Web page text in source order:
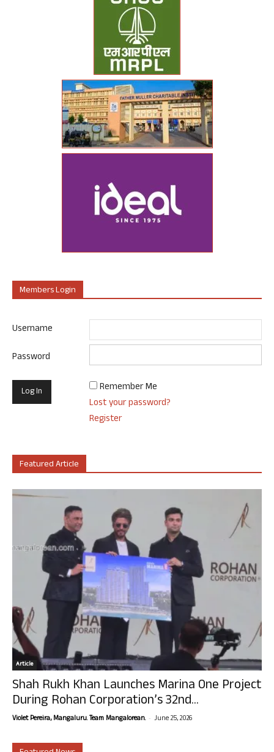
Members Login
Username
Password
Remember Me
Lost your password?
Register
Featured Article
Article
Shah Rukh Khan Launches Marina One Project
During Rohan Corporation’s 32nd...
Violet Pereira, Mangaluru. Team Mangalorean. - June 25, 2026